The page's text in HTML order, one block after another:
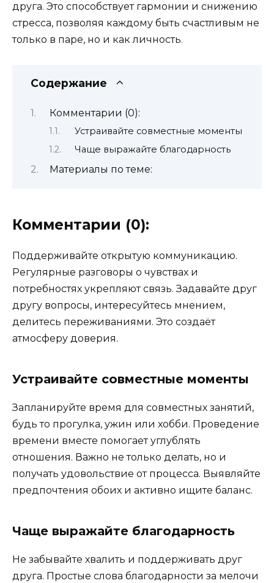
друга. Это способствует гармонии и снижению
стресса, позволяя каждому быть счастливым не
только в паре, но и как личность.
Содержание
Комментарии (0):
Устраивайте совместные моменты
Чаще выражайте благодарность
Материалы по теме:
Комментарии (0):
Поддерживайте открытую коммуникацию.
Регулярные разговоры о чувствах и
потребностях укрепляют связь. Задавайте друг
другу вопросы, интересуйтесь мнением,
делитесь переживаниями. Это создаёт
атмосферу доверия.
Устраивайте совместные моменты
Запланируйте время для совместных занятий,
будь то прогулка, ужин или хобби. Проведение
времени вместе помогает углублять
отношения. Важно не только делать, но и
получать удовольствие от процесса. Выявляйте
предпочтения обоих и активно ищите баланс.
Чаще выражайте благодарность
Не забывайте хвалить и поддерживать друг
друга. Простые слова благодарности за мелочи